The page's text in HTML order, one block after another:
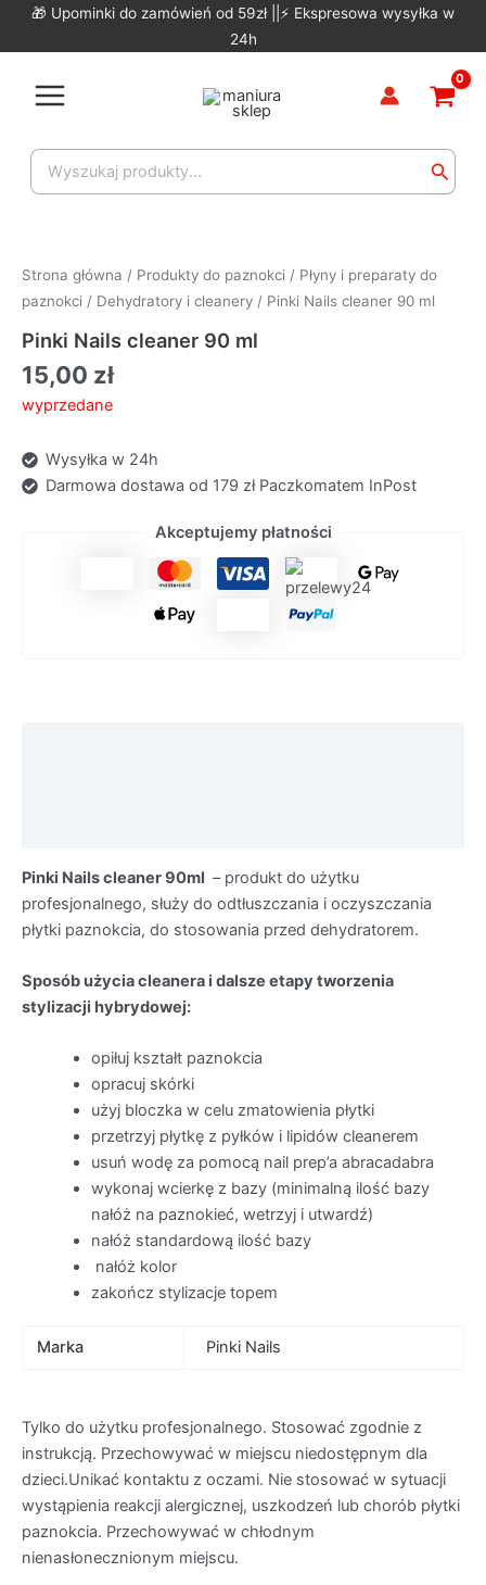
🎁 Upominki do zamówień od 59zł ||⚡ Ekspresowa wysyłka w
24h
Main
Menu
Search
for:
Strona główna / Produkty do paznokci / Płyny i preparaty do
paznokci / Dehydratory i cleanery / Pinki Nails cleaner 90 ml
Pinki Nails cleaner 90 ml
15,00 zł
wyprzedane
Wysyłka w 24h
Darmowa dostawa od 179 zł Paczkomatem InPost
Akceptujemy płatności
Pinki Nails cleaner 90ml – produkt do użytku
profesjonalnego, służy do odtłuszczania i oczyszczania
płytki paznokcia, do stosowania przed dehydratorem.
Sposób użycia cleanera i dalsze etapy tworzenia
stylizacji hybrydowej:
opiłuj kształt paznokcia
opracuj skórki
użyj bloczka w celu zmatowienia płytki
przetrzyj płytkę z pyłków i lipidów cleanerem
usuń wodę za pomocą nail prep’a abracadabra
wykonaj wcierkę z bazy (minimalną ilość bazy
nałóż na paznokieć, wetrzyj i utwardź)
nałóż standardową ilość bazy
nałóż kolor
zakończ stylizacje topem
Marka Pinki Nails
Tylko do użytku profesjonalnego. Stosować zgodnie z
instrukcją. Przechowywać w miejscu niedostępnym dla
dzieci.Unikać kontaktu z oczami. Nie stosować w sytuacji
wystąpienia reakcji alergicznej, uszkodzeń lub chorób płytki
paznokcia. Przechowywać w chłodnym
nienasłonecznionym miejscu.